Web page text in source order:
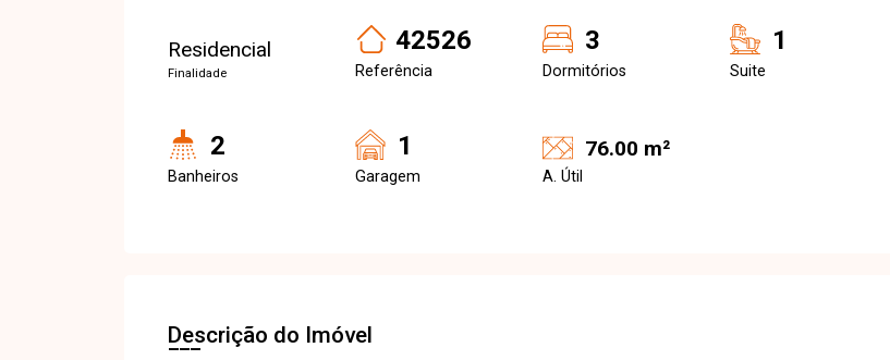
Residencial
Finalidade
42526
Referência
3
Dormitórios
1
Suite
2
Banheiros
1
Garagem
76.00 m²
A. Útil
Descrição do Imóvel